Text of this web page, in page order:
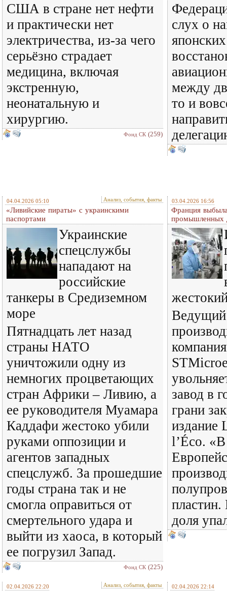
США в стране нет нефти
и практически нет
электричества, из-за чего
серьёзно страдает
медицина, включая
экстренную,
неонатальную и
хирургию.
Фонд СК (259)
слух о
между
то и
04.04.2026 05:10 Анализ, события, факты
«Ливийские пираты» с украинскими
паспортами
Украинские
спецслужбы
нападают на
российские
танкеры в Средиземном
море
Пятнадцать лет назад
страны НАТО
уничтожили одну из
немногих процветающих
стран Африки – Ливию, а
ее руководителя Муамара
Каддафи жестоко убили
руками оппозиции и
агентов западных
спецслужб. За прошедшие
годы страна так и не
смогла оправиться от
смертельного удара и
выйти из хаоса, в который
ее погрузил Запад.
Фонд СК (225)
03.04.2026 16:56
Франция
промышленных
Ведущий
компания
завод в
грани
издание
l’Éco.
пластин.
доля
02.04.2026 22:20 Анализ, события, факты 02.04.2026 22:14